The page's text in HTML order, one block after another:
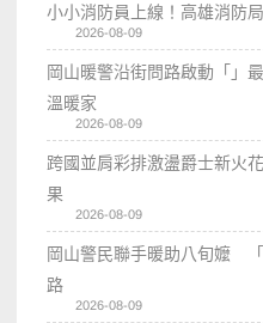
小小消防員上線！高雄消防
2026-08-09
岡山暖警沿街問路啟動「」
溫暖家
2026-08-09
跨國並肩彩排激盪爵士新火
果
2026-08-09
岡山警民聯手暖助八旬嬤
路
2026-08-09